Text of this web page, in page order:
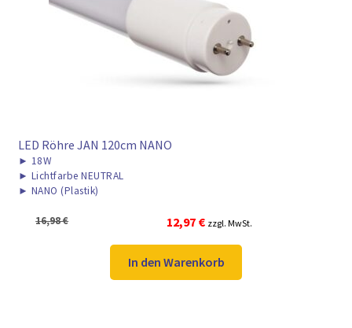
► ZAHLARTEN
► VERSANDARTEN
LED Röhre JAN 120cm NANO
► 18W
► Lichtfarbe NEUTRAL
► NANO (Plastik)
16,98€
Ursprünglicher
Preis
war:
16,98 €
12,97 €Aktueller
Preis
ist:
12,97 €.
zzgl. MwSt.
In den Warenkorb